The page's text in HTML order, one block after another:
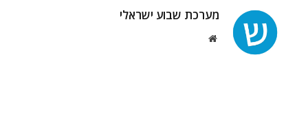
מערכת שבוע ישראלי
Website